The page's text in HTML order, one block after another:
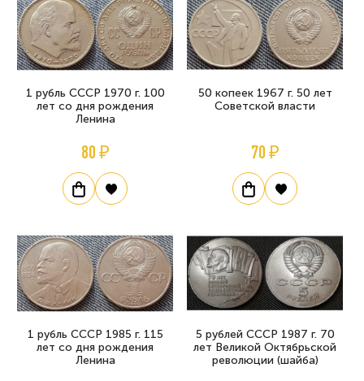
1 рубль СССР 1970 г. 100
лет со дня рождения
Ленина
80 ₽
50 копеек 1967 г. 50 лет
Советской власти
70 ₽
1 рубль СССР 1985 г. 115
лет со дня рождения
Ленина
5 рублей СССР 1987 г. 70
лет Великой Октябрьской
революции (шайба)